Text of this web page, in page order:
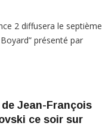
2 diffusera le septième
présenté par
Jean-François
ce soir sur